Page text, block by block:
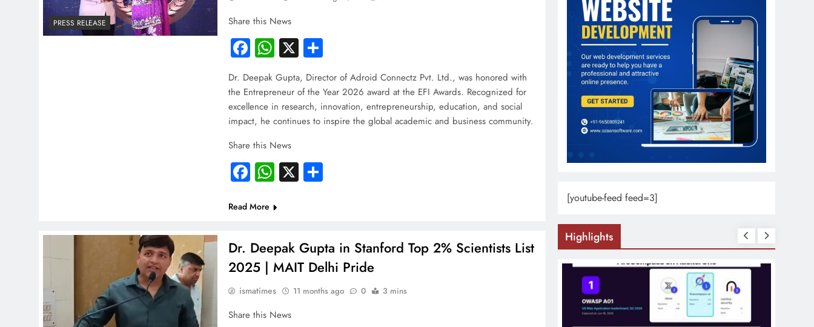
PRESS RELEASE Share this News
Facebook
WhatsApp
X
Dr. Deepak Gupta, Director of Adroid Connectz Pvt. Ltd., was honored with
the Entrepreneur of the Year 2026 award at the EFI Awards. Recognized for
excellence in research, innovation, entrepreneurship, education, and social
impact, he continues to inspire the global academic and business community.
Share this News
Facebook
WhatsApp
X
Read More
Dr. Deepak Gupta in Stanford Top 2% Scientists List
2025 | MAIT Delhi Pride
ismatimes 11 months ago 0 3 mins
Share this News
[youtube-feed feed=3]
Highlights